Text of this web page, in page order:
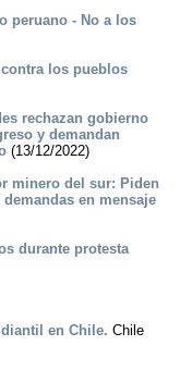
peruano - No a los
los pueblos
rechazan gobierno
y demandan
(13/12/2022)
minero del sur: Piden
en mensaje
durante protesta
en Chile. Chile